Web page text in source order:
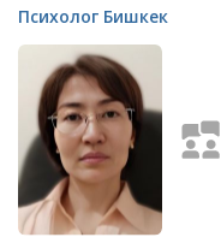
Психолог Бишкек